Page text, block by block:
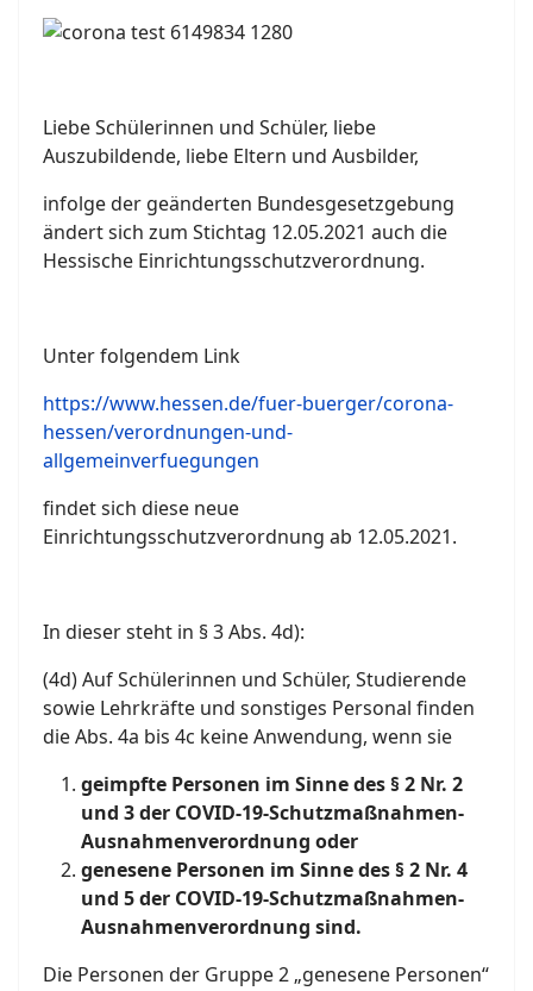
Liebe Schülerinnen und Schüler, liebe
Auszubildende, liebe Eltern und Ausbilder,
infolge der geänderten Bundesgesetzgebung
ändert sich zum Stichtag 12.05.2021 auch die
Hessische Einrichtungsschutzverordnung.
Unter folgendem Link
https://www.hessen.de/fuer-buerger/corona-
hessen/verordnungen-und-
allgemeinverfuegungen
findet sich diese neue
Einrichtungsschutzverordnung ab 12.05.2021.
In dieser steht in § 3 Abs. 4d):
(4d) Auf Schülerinnen und Schüler, Studierende
sowie Lehrkräfte und sonstiges Personal finden
die Abs. 4a bis 4c keine Anwendung, wenn sie
geimpfte Personen im Sinne des § 2 Nr. 2
und 3 der COVID-19-Schutzmaßnahmen-
Ausnahmenverordnung oder
genesene Personen im Sinne des § 2 Nr. 4
und 5 der COVID-19-Schutzmaßnahmen-
Ausnahmenverordnung sind.
Die Personen der Gruppe 2 „genesene Personen“